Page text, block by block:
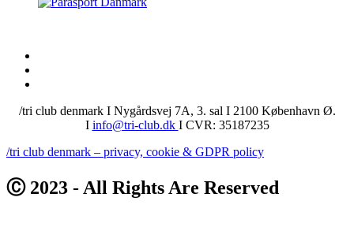
/tri club denmark I Nygårdsvej 7A, 3. sal I 2100 København Ø.
I info@tri-club.dk I CVR: 35187235
/tri club denmark – privacy, cookie & GDPR policy
Ⓒ 2023 - All Rights Are Reserved